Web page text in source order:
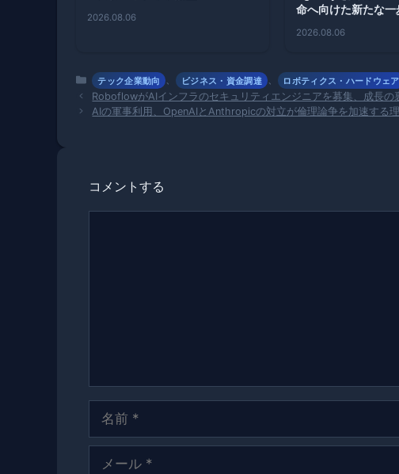
2026.08.06
命へ向けた新たな一
2026.08.06
カ
テ
ゴ
テック企業動向 、 ビジネス・資金調達 、 ロボティクス・ハードウェア
RoboflowがAIインフラのセキュリティエンジニアを募集、成長の
AIの軍事利用、OpenAIとAnthropicの対立が倫理論争を加速する
コメントする